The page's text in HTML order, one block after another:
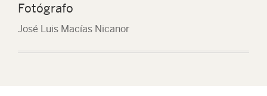
Fotógrafo
José Luis Macías Nicanor